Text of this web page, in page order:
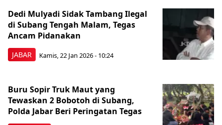
JABAR
Dedi Mulyadi Sidak Tambang Ilegal
di Subang Tengah Malam, Tegas
Ancam Pidanakan
Kamis, 22 Jan 2026 - 10:24
Buru Sopir Truk Maut yang
Tewaskan 2 Bobotoh di Subang,
Polda Jabar Beri Peringatan Tegas